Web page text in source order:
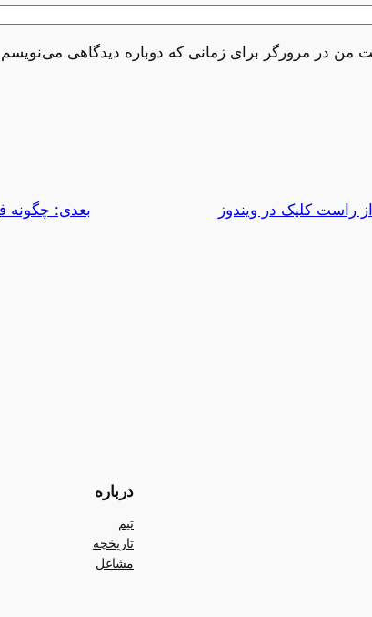
من در مرورگر برای زمانی که دوباره دیدگاهی
بعدی: چگونه
درباره
تیم
تاریخچه
مشاغل